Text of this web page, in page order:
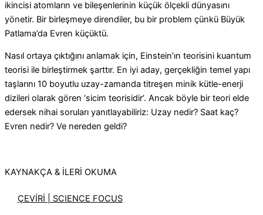
ikincisi atomların ve bileşenlerinin küçük ölçekli dünyasını
yönetir. Bir birleşmeye direndiler, bu bir problem çünkü Büyük
Patlama’da Evren küçüktü.
Nasıl ortaya çıktığını anlamak için, Einstein’ın teorisini kuantum
teorisi ile birleştirmek şarttır. En iyi aday, gerçekliğin temel yapı
taşlarını 10 boyutlu uzay-zamanda titreşen minik kütle-enerji
dizileri olarak gören ‘sicim teorisidir’. Ancak böyle bir teori elde
edersek nihai soruları yanıtlayabiliriz: Uzay nedir? Saat kaç?
Evren nedir? Ve nereden geldi?
KAYNAKÇA & İLERİ OKUMA
ÇEVİRİ | SCIENCE FOCUS